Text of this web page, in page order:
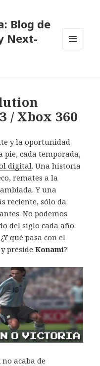
Blog de
Next-
/ Xbox 360
y la oportunidad
pie, cada temporada,
digital. Una historia
remates a la
Y una
reciente, sólo da
No podemos
del siglo cada año.
qué pasa con el
y presideKonami?
no acaba de